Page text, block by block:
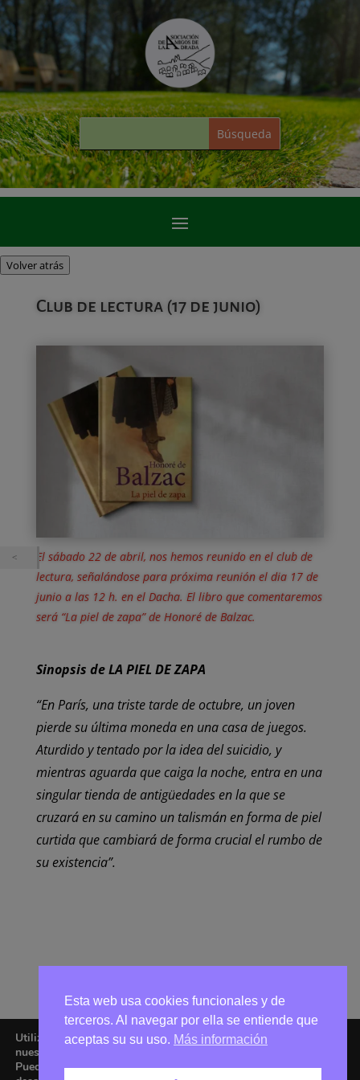
Volver atrás
Club de lectura (17 de junio)
El sábado 22 de abril, nos hemos reunido en el club de
lectura, señalándose para próxima reunión el dia 17 de
junio a las 12 h. en el Dacha. El libro que comentaremos
será “La piel de zapa” de Honoré de Balzac.
Sinopsis de LA PIEL DE ZAPA
“En París, una triste tarde de octubre, un joven
pierde su última moneda en una casa de juegos.
Aturdido y tentado por la idea del suicidio, y
mientras aguarda que caiga la noche, entra en una
singular tienda de antigüedades en la que se
cruzará en su camino un talismán en forma de piel
curtida que cambiará de forma crucial el rumbo de
su existencia”.
Utilizamos cookies para ofrecerte la mejor experiencia en
nuestra web.
Puedes aprender más sobre qué cookies utilizamos o
Esta web usa cookies funcionales y de
terceros. Al navegar por ella se entiende que
aceptas su su uso. Más información